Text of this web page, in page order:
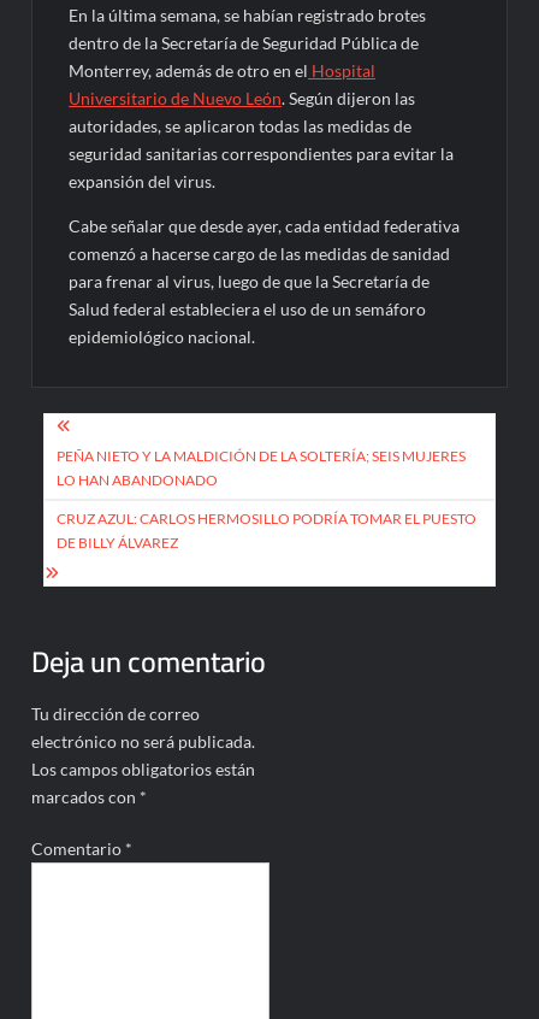
En la última semana, se habían registrado brotes
dentro de la Secretaría de Seguridad Pública de
Monterrey, además de otro en el Hospital
Universitario de Nuevo León. Según dijeron las
autoridades, se aplicaron todas las medidas de
seguridad sanitarias correspondientes para evitar la
expansión del virus.
Cabe señalar que desde ayer, cada entidad federativa
comenzó a hacerse cargo de las medidas de sanidad
para frenar al virus, luego de que la Secretaría de
Salud federal estableciera el uso de un semáforo
epidemiológico nacional.
Navegación
de
entradas
PEÑA NIETO Y LA MALDICIÓN DE LA SOLTERÍA; SEIS MUJERES
LO HAN ABANDONADO
CRUZ AZUL: CARLOS HERMOSILLO PODRÍA TOMAR EL PUESTO
DE BILLY ÁLVAREZ
Deja un comentario
Tu dirección de correo
electrónico no será publicada.
Los campos obligatorios están
marcados con *
Comentario *